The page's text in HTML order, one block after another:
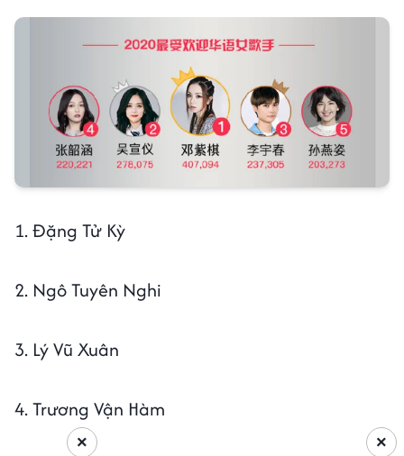
1. Đặng Tử Kỳ
2. Ngô Tuyên Nghi
3. Lý Vũ Xuân
4. Trương Vận Hàm
×
×